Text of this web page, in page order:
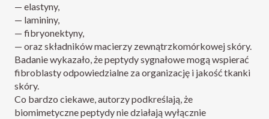
— elastyny,
— lamininy,
— fibryonektyny,
— oraz składników macierzy zewnątrzkomórkowej skóry.
Badanie wykazało, że peptydy sygnałowe mogą wspierać
fibroblasty odpowiedzialne za organizację i jakość tkanki
skóry.
Co bardzo ciekawe, autorzy podkreślają, że
biomimetyczne peptydy nie działają wyłącznie